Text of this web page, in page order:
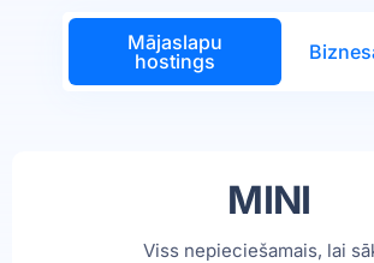
Mājaslapu
hostings
MINI
Viss nepieciešamais, lai